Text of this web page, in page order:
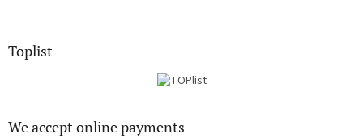
Toplist
We accept online payments